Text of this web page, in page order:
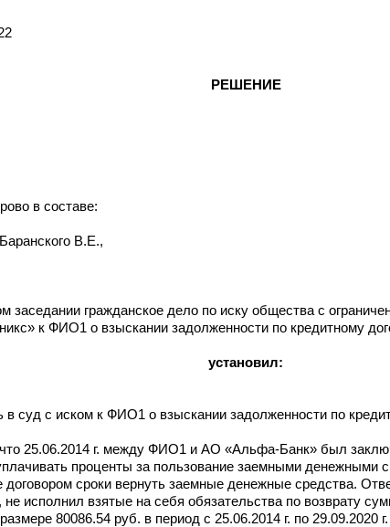
РЕШЕНИЕ
в составе:
В.Е.,
заседании гражданское дело по иску общества с
к ФИО1 о взыскании задолженности по кредитному
установил:
с иском к ФИО1 о взыскании задолженности по
25.06.2014 г. между ФИО1 и АО «Альфа-Банк» был
проценты за пользование заемными
договором сроки вернуть заемные денежные средства.
исполнил взятые на себя обязательства по возврату
80086.54 руб. в период с 25.06.2014 г. по 29.09.2020 г.